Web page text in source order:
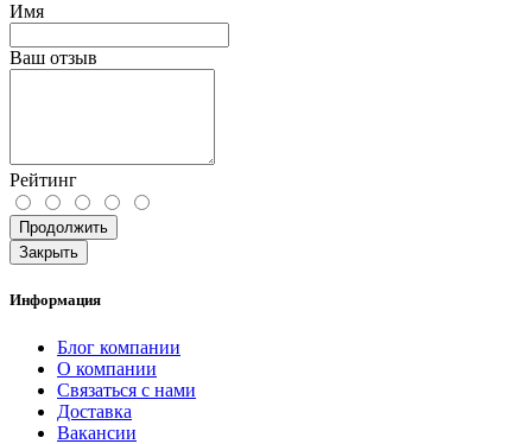
Имя
Ваш отзыв
Рейтинг
Продолжить
Закрыть
Информация
Блог компании
О компании
Связаться с нами
Доставка
Вакансии